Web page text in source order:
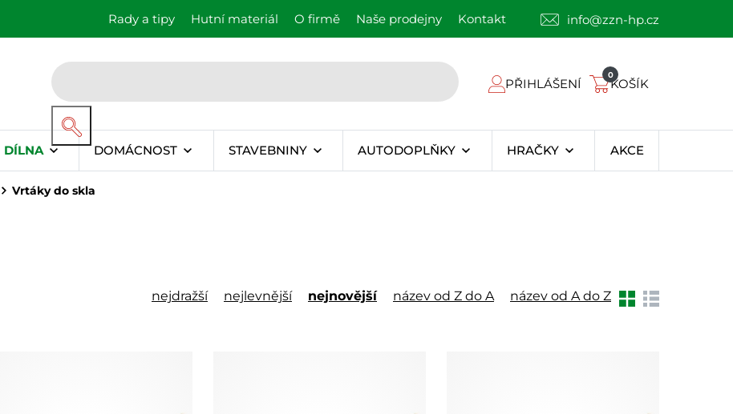
Rady a tipy Hutní materiál O firmě Naše prodejny Kontakt info@zzn-hp.cz
PŘIHLÁŠENÍ
0
KOŠÍK
DÍLNA DOMÁCNOST STAVEBNINY AUTODOPLŇKY HRAČKY AKCE
Vrtáky do skla
nejdražší nejlevnější nejnovější název od Z do A název od A do Z